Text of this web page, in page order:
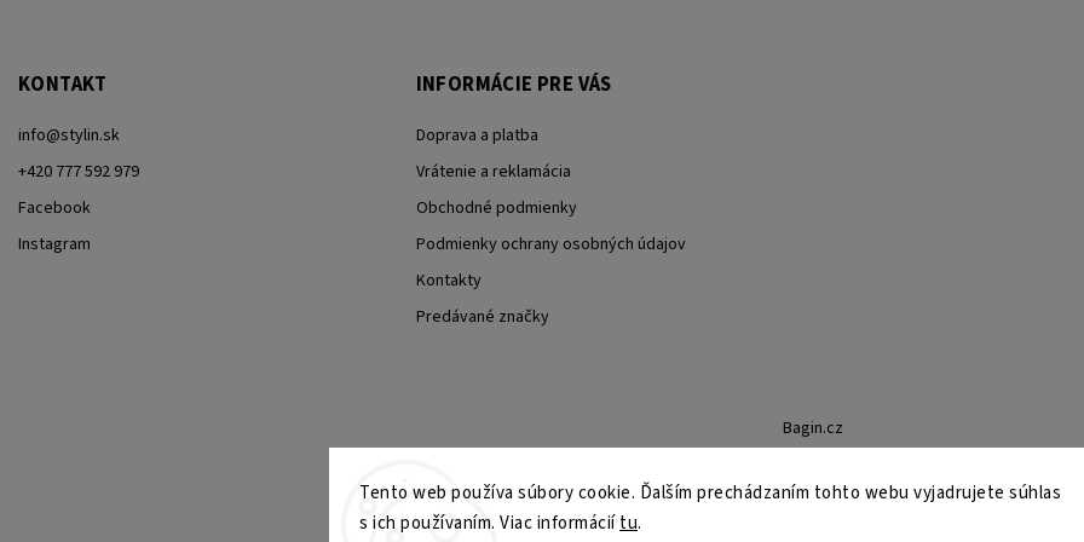
Tento web používa súbory cookie. Ďalším prechádzaním tohto webu vyjadrujete súhlas
s ich používaním. Viac informáciítu.
KONTAKT
info@stylin.sk
+420 777 592 979
Facebook
Instagram
INFORMÁCIE PRE VÁS
Doprava a platba
Vrátenie a reklamácia
Obchodné podmienky
Podmienky ochrany osobných údajov
Kontakty
Predávané značky
Bagin.cz